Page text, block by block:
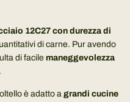
12C27 con durezza di
di carne. Pur avendo
di facile maneggevolezza
.
è adatto a grandi cucine